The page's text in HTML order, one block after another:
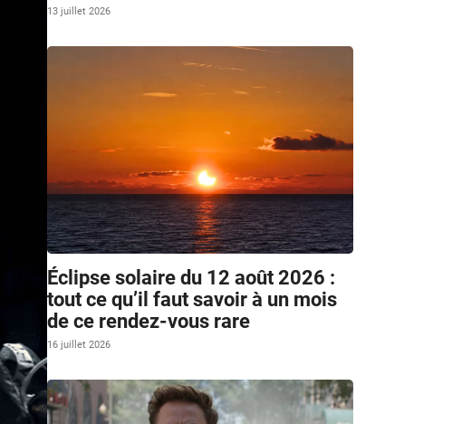
13 juillet 2026
Éclipse solaire du 12 août 2026 :
tout ce qu’il faut savoir à un mois
de ce rendez-vous rare
16 juillet 2026